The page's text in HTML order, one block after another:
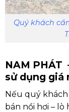
Quý khách
NAM PHÁT
sử dụng giá
Nếu quý
bán nồi hơi –